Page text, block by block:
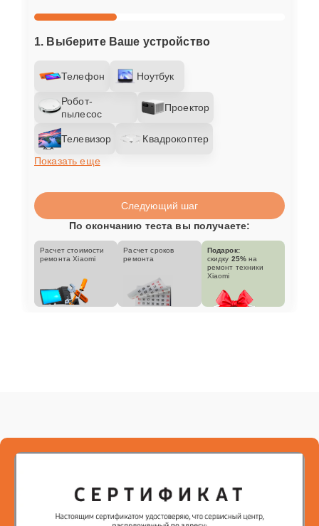
1. Выберите Ваше устройство
Телефон Ноутбук
Робот-
пылесос
Проектор
Телевизор
Квадрокоптер
Показать еще
Следующий шаг
По окончанию теста вы получаете:
Расчет стоимости
ремонта Xiaomi
Расчет сроков
ремонта
Подарок:
скидку 25% на
ремонт техники
Xiaomi